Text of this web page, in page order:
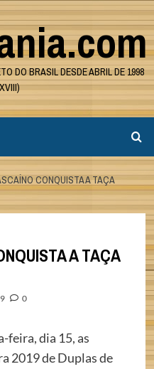
DO BRASIL DESDE ABRIL DE 1998
CONQUISTA A TAÇA
A TAÇA
0
feira, dia 15, as
2019 de Duplas de